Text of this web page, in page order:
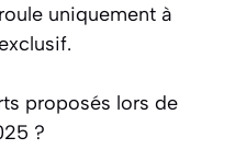
uniquement à
proposés lors de
?